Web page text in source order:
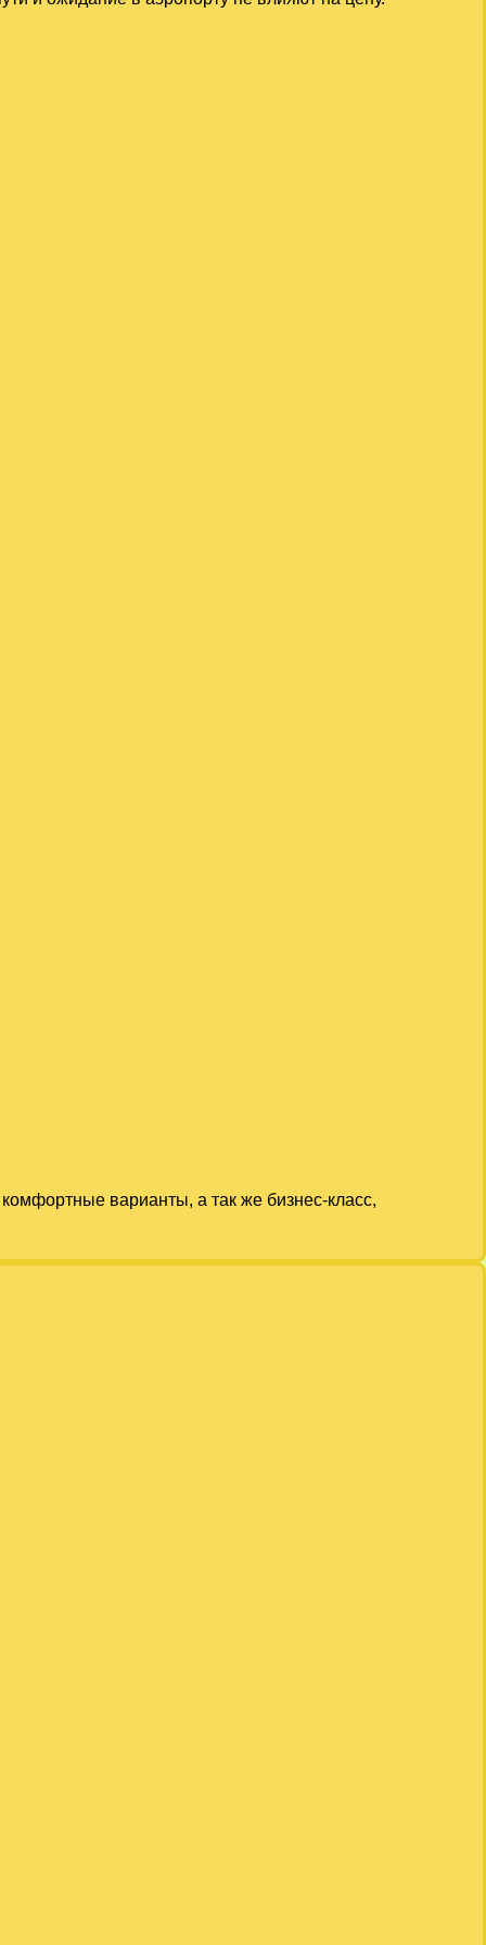
варианты, а так же бизнес-класс,